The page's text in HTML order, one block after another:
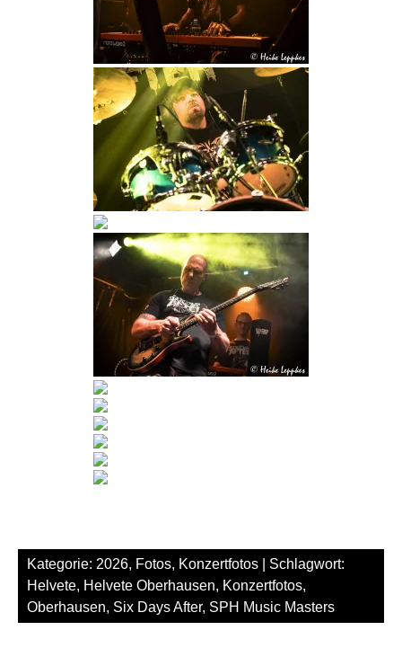
Kategorie: 2026, Fotos, Konzertfotos | Schlagwort:
Helvete, Helvete Oberhausen, Konzertfotos,
Oberhausen, Six Days After, SPH Music Masters